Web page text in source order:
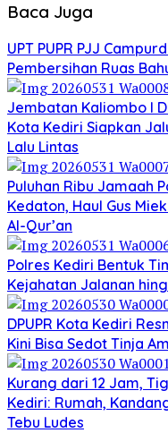
Baca Juga
UPT PUPR PJJ
Pembersihan Ruas
Jembatan Kaliombo I
Kota Kediri Siapkan
Lalu Lintas
Puluhan Ribu Jamaah
Kedaton, Haul Gus
Al-Qur’an
Polres Kediri Bentuk
Kejahatan Jalanan
DPUPR Kota Kediri
Kini Bisa Sedot Tinja
Kurang dari 12 Jam,
Kediri: Rumah,
Tebu Ludes